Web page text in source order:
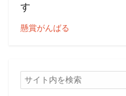
す
懸賞がんばる
検
索